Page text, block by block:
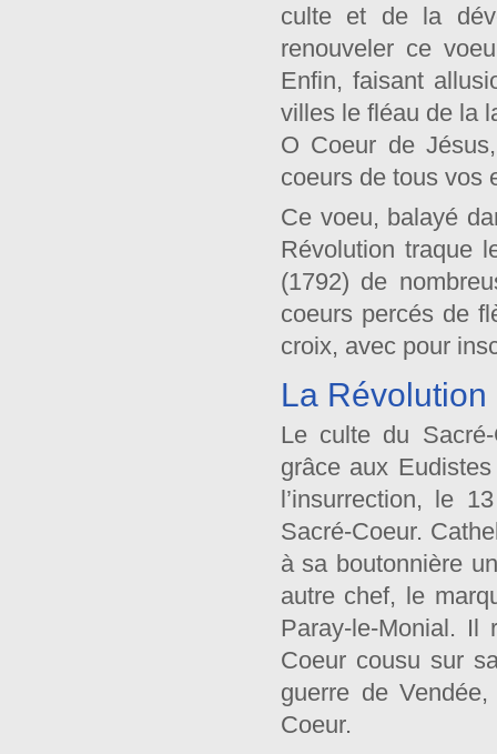
culte et de la
renouveler ce
Enfin, faisant
villes le fléau de la
O Coeur de
coeurs de tous vos
Ce voeu, balayé
Révolution traque
(1792) de
coeurs percés de
croix, avec pour
La
Le culte du
grâce aux
l’insurrection, le
Sacré-Coeur.
à sa boutonnière
autre chef, le
Paray-le-Monial. Il
Coeur cousu sur
guerre de
Coeur.